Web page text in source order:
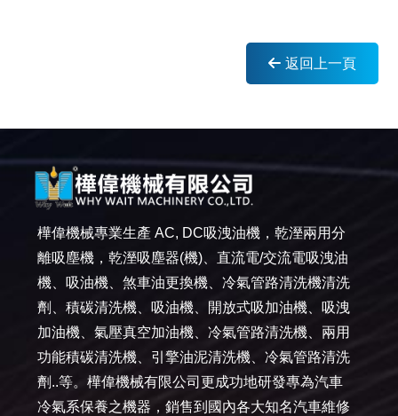
返回上一頁
樺偉機械專業生產 AC, DC吸洩油機，乾溼兩用分
離吸塵機，乾溼吸塵器(機)、直流電/交流電吸洩油
機、吸油機、煞車油更換機、冷氣管路清洗機清洗
劑、積碳清洗機、吸油機、開放式吸加油機、吸洩
加油機、氣壓真空加油機、冷氣管路清洗機、兩用
功能積碳清洗機、引擎油泥清洗機、冷氣管路清洗
劑..等。樺偉機械有限公司更成功地研發專為汽車
冷氣系保養之機器，銷售到國內各大知名汽車維修